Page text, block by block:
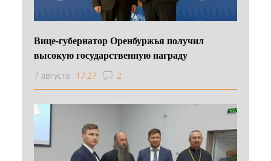
Вице-губернатор Оренбуржья получил
высокую государственную награду
7 августа 17:27 2